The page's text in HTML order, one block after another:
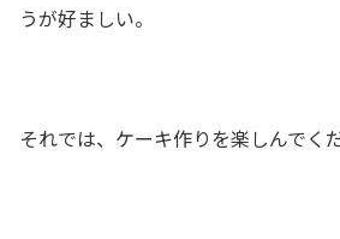
うが好ましい。
それでは、ケーキ作りを楽しんでく